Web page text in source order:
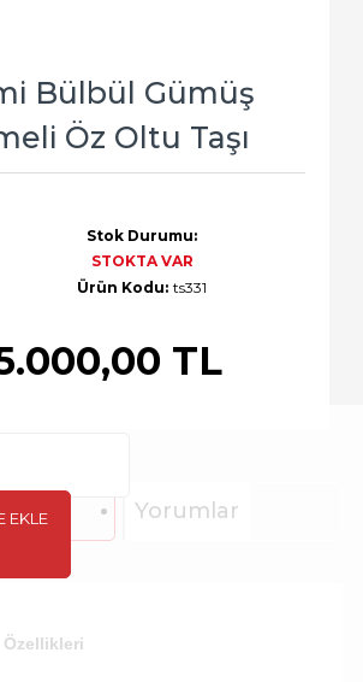
Bülbül Gümüş
Öz Oltu Taşı
TL
Stok Durumu:
STOKTA VAR
Ürün Kodu: ts331
EKLE Yorumlar